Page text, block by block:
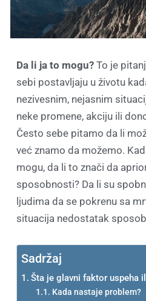
Da li ja to mogu? To je
sebi postavljaju u životu
nezivesnim, nejasnim
neke promene, akciju ili
Često sebe pitamo da li
već znamo da možemo.
mogu, da li to znači da
sposobnosti? Da li su
ljudima da se pokrenu sa
situacija nedostatak
Sadržaj
Šta je glavni faktor uspeha
Kada nastaje problem?